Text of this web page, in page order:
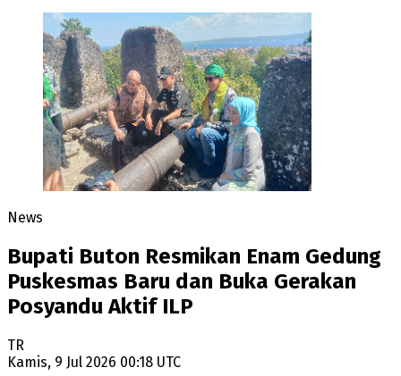
News
Bupati Buton Resmikan Enam Gedung
Puskesmas Baru dan Buka Gerakan
Posyandu Aktif ILP
TR
Kamis, 9 Jul 2026 00:18 UTC